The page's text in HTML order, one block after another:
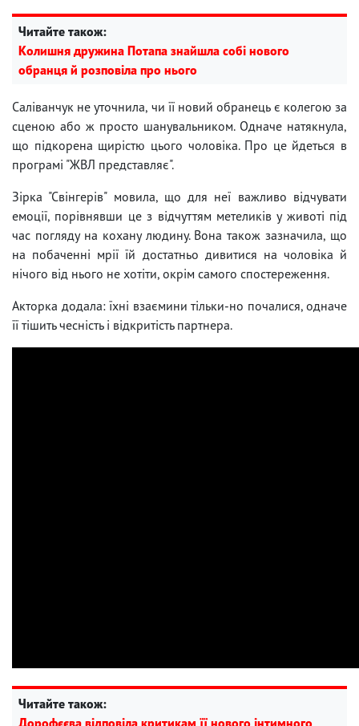
Читайте також:
Колишня дружина Потапа знайшла собі нового
обранця й розповіла про нього
Саліванчук не уточнила, чи її новий обранець є колегою за
сценою або ж просто шанувальником. Одначе натякнула,
що підкорена щирістю цього чоловіка. Про це йдеться в
програмі "ЖВЛ представляє".
Зірка "Свінгерів" мовила, що для неї важливо відчувати
емоції, порівнявши це з відчуттям метеликів у животі під
час погляду на кохану людину. Вона також зазначила, що
на побаченні мрії їй достатньо дивитися на чоловіка й
нічого від нього не хотіти, окрім самого спостереження.
Акторка додала: їхні взаємини тільки-но почалися, одначе
її тішить чесність і відкритість партнера.
Читайте також:
Дорофєєва відповіла критикам її нового інтимного